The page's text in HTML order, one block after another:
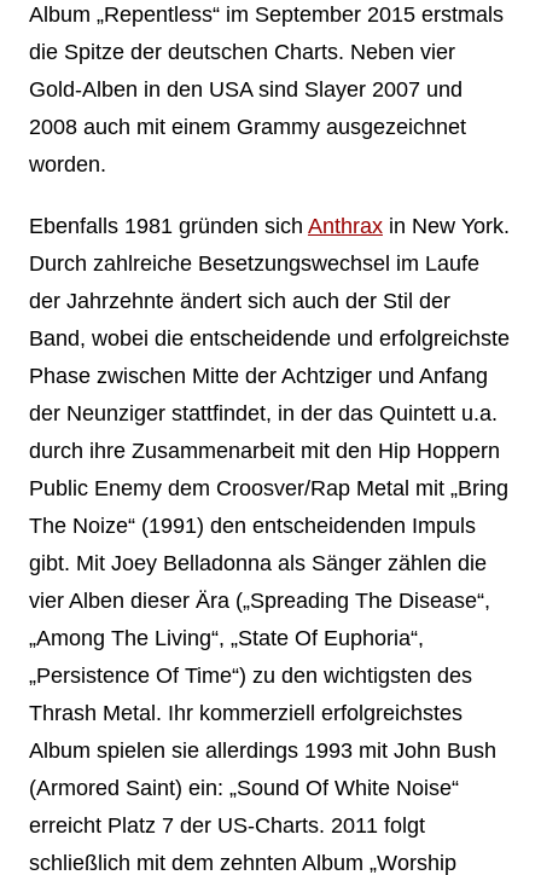
Album „Repentless“ im September 2015 erstmals
die Spitze der deutschen Charts. Neben vier
Gold-Alben in den USA sind Slayer 2007 und
2008 auch mit einem Grammy ausgezeichnet
worden.
Ebenfalls 1981 gründen sich Anthraxin New York.
Durch zahlreiche Besetzungswechsel im Laufe
der Jahrzehnte ändert sich auch der Stil der
Band, wobei die entscheidende und erfolgreichste
Phase zwischen Mitte der Achtziger und Anfang
der Neunziger stattfindet, in der das Quintett u.a.
durch ihre Zusammenarbeit mit den Hip Hoppern
Public Enemy dem Croosver/Rap Metal mit „Bring
The Noize“ (1991) den entscheidenden Impuls
gibt. Mit Joey Belladonna als Sänger zählen die
vier Alben dieser Ära („Spreading The Disease“,
„Among The Living“, „State Of Euphoria“,
„Persistence Of Time“) zu den wichtigsten des
Thrash Metal. Ihr kommerziell erfolgreichstes
Album spielen sie allerdings 1993 mit John Bush
(Armored Saint) ein: „Sound Of White Noise“
erreicht Platz 7 der US-Charts. 2011 folgt
schließlich mit dem zehnten Album „Worship